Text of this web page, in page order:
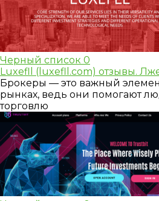
Черный список 0
Luxefll (luxefll.com) отзывы.
Брокеры — это важный
рынках, ведь они помогают
торговлю